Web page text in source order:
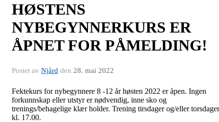
HØSTENS
NYBEGYNNERKURS ER
ÅPNET FOR PÅMELDING!
Postet av Njård den 28. mai 2022
Fektekurs for nybegynnere 8 -12 år høsten 2022 er åpen. Ingen
forkunnskap eller utstyr er nødvendig, inne sko og
trenings/behagelige klær holder. Trening tirsdager og/eller torsdager
kl. 17.00.